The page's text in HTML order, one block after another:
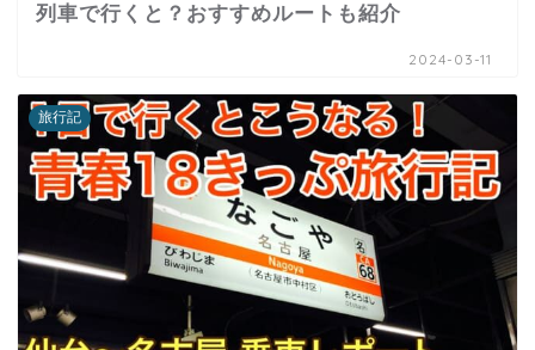
列車で行くと？おすすめルートも紹介
2024-03-11
旅行記